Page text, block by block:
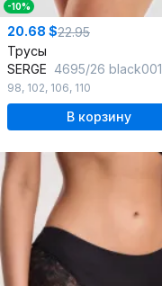
-10%
20.68 $22.95
Трусы
SERGE 4695/26 black001
98, 102, 106, 110
В корзину